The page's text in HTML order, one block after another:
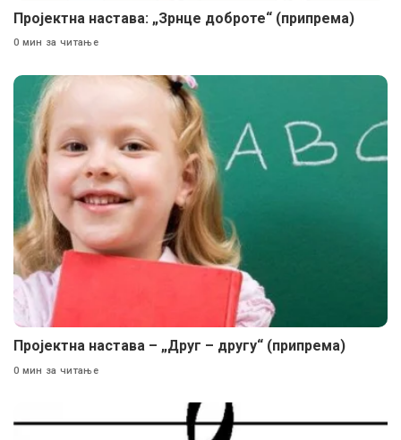
Пројектна настава: „Зрнце доброте“ (припрема)
0 мин за читање
Пројектна настава – „Друг – другу“ (припрема)
0 мин за читање